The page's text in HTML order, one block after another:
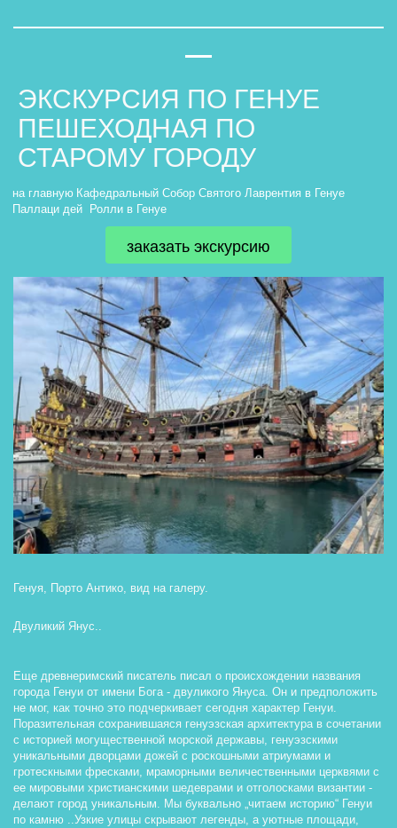
ЭКСКУРСИЯ ПО ГЕНУЕ
ПЕШЕХОДНАЯ ПО
СТАРОМУ ГОРОДУ
на главную Кафедральный Собор Святого Лаврентия в Генуе
Паллаци дей  Ролли в Генуе
заказать экскурсию
Генуя, Порто Антико, вид на галеру.
Двуликий Янус..
Еще древнеримский писатель писал о происхождении названия
города Генуи от имени Бога - двуликого Януса. Он и предположить
не мог, как точно это подчеркивает сегодня характер Генуи.
Поразительная сохранившаяся генуэзская архитектура в сочетании
с историей могущественной морской державы, генуэзскими
уникальными дворцами дожей с роскошными атриумами и
гротескными фресками, мраморными величественными церквями с
ее мировыми христианскими шедеврами и отголосками византии -
делают город уникальным. Мы буквально „читаем историю“ Генуи
по камню ..Узкие улицы скрывают легенды, а уютные площади,